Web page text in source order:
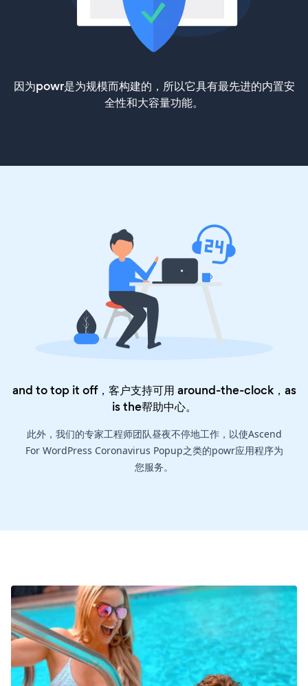
因为powr是为规模而构建的，所以它具有最先进的内置安
全性和大容量功能。
and to top it off，客户支持可用 around-the-clock，as
is the帮助中心。
此外，我们的专家工程师团队昼夜不停地工作，以使Ascend
For WordPress Coronavirus Popup之类的powr应用程序为
您服务。